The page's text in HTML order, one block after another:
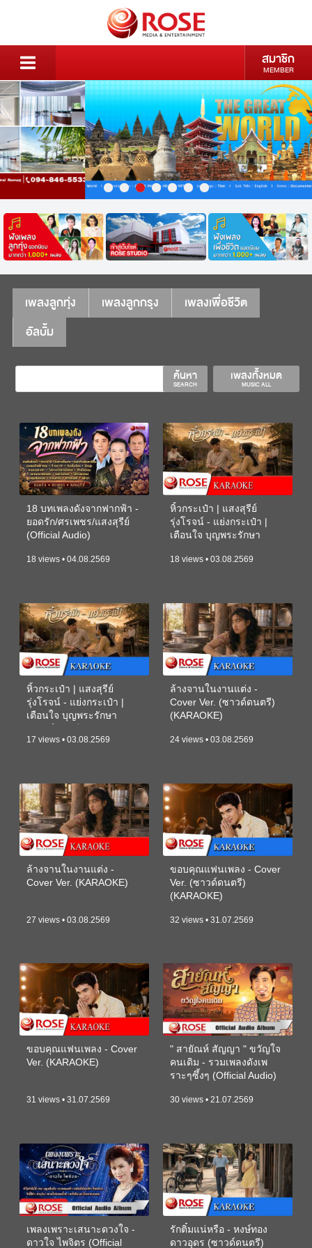
สมาชิก
MEMBER
เพลงลูกทุ่ง เพลงลูกกรุง
เพลงเพื่อชีวิต
อัลบั้ม
เพลงทั้งหมด
MUSIC ALL
ค้นหา
SEARCH
18 บทเพลงดังจากฟากฟ้า -
ยอดรัก/ศรเพชร/แสงสุรีย์
(Official Audio)
18 views • 04.08.2569
หิ้วกระเป๋า | แสงสุรีย์
รุ่งโรจน์ - แย่งกระเป๋า |
เตือนใจ บุญพระรักษา
18 views • 03.08.2569
หิ้วกระเป๋า | แสงสุรีย์
รุ่งโรจน์ - แย่งกระเป๋า |
เตือนใจ บุญพระรักษา
17 views • 03.08.2569
ล้างจานในงานแต่ง -
Cover Ver. (ซาวด์ดนตรี)
(KARAOKE)
24 views • 03.08.2569
ล้างจานในงานแต่ง -
Cover Ver. (KARAOKE)
27 views • 03.08.2569
ขอบคุณแฟนเพลง - Cover
Ver. (ซาวด์ดนตรี)
(KARAOKE)
32 views • 31.07.2569
ขอบคุณแฟนเพลง - Cover
Ver. (KARAOKE)
31 views • 31.07.2569
" สายัณห์ สัญญา " ขวัญใจ
คนเดิม - รวมเพลงดังเพ
ราะๆซึ้งๆ (Official Audio)
30 views • 21.07.2569
เพลงเพราะเสนาะดวงใจ -
ดาวใจ ไพจิตร (Official
รักติ๋มแน่หรือ - หงษ์ทอง
ดาวอุดร (ซาวด์ดนตรี)